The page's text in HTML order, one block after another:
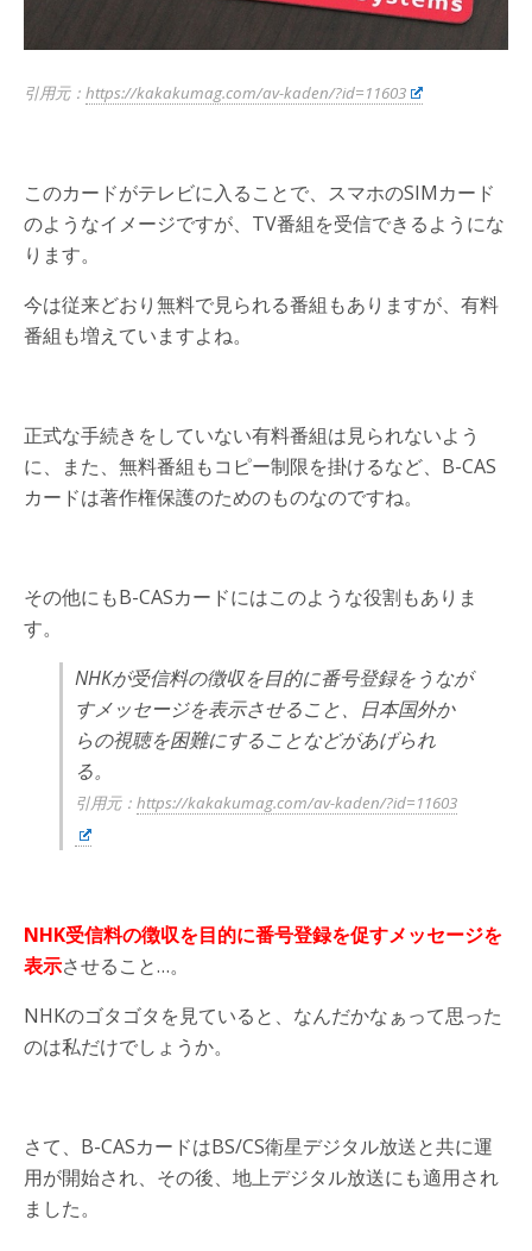
引用元： https://kakakumag.com/av-kaden/?id=11603
このカードがテレビに入ることで、スマホのSIMカード
のようなイメージですが、TV番組を受信できるようにな
ります。
今は従来どおり無料で見られる番組もありますが、有料
番組も増えていますよね。
正式な手続きをしていない有料番組は見られないよう
に、また、無料番組もコピー制限を掛けるなど、B-CAS
カードは著作権保護のためのものなのですね。
その他にもB-CASカードにはこのような役割もありま
す。
NHKが受信料の徴収を目的に番号登録をうなが
すメッセージを表示させること、日本国外か
らの視聴を困難にすることなどがあげられ
る。
引用元： https://kakakumag.com/av-kaden/?id=11603
NHK受信料の徴収を目的に番号登録を促すメッセージを
表示させること…。
NHKのゴタゴタを見ていると、なんだかなぁって思った
のは私だけでしょうか。
さて、B-CASカードはBS/CS衛星デジタル放送と共に運
用が開始され、その後、地上デジタル放送にも適用され
ました。